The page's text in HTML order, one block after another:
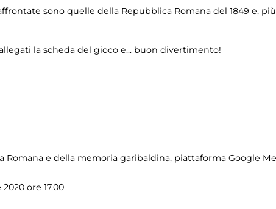
sono quelle della Repubblica Romana del 1849 e,
la scheda del gioco e... buon divertimento!
Romana e della memoria garibaldina, piattaforma Google
ore 17.00